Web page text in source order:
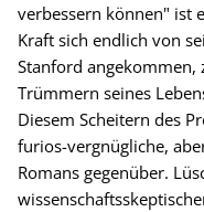
verbessern können" ist
Kraft sich endlich von
Stanford angekommen,
Trümmern seines
Diesem Scheitern des
furios-vergnügliche,
Romans gegenüber.